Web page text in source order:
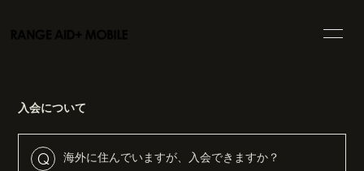
SCHEDULE
VIDEO BLOG
入会について
Q 海外に住んでいますが、入会できますか？